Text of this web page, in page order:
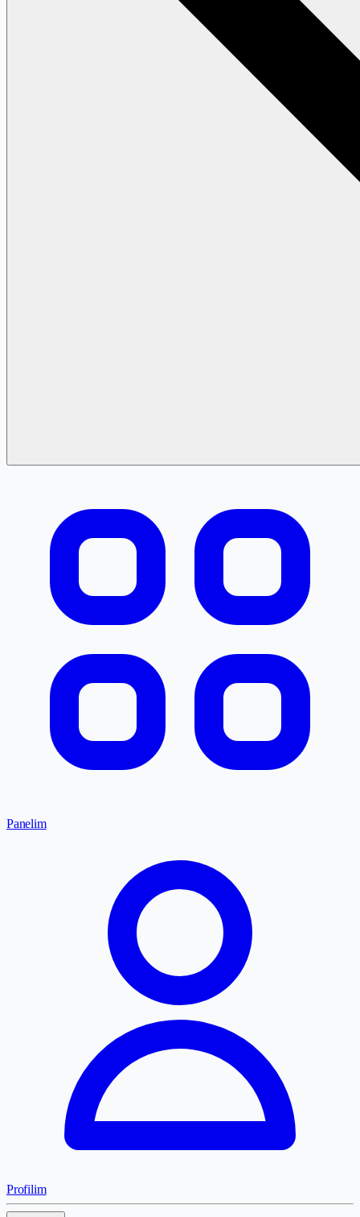
Panelim
Profilim